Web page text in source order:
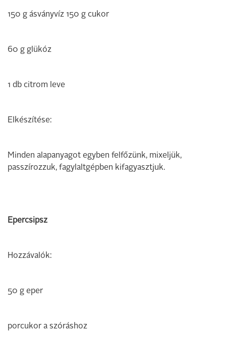
150 g ásványvíz 150 g cukor
60 g glükóz
1 db citrom leve
Elkészítése:
Minden alapanyagot egyben felfőzünk, mixeljük,
passzírozzuk, fagylaltgépben kifagyasztjuk.
Epercsipsz
Hozzávalók:
50 g eper
porcukor a szóráshoz